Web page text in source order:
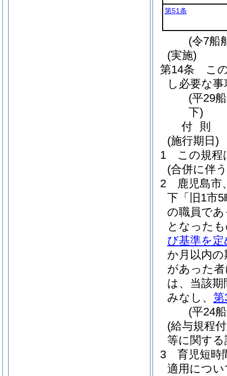
第51条
(令7船
(実施)
第14条
こ
し必要な
(平29
下)
付 則
(施行期日)
1
この規程
(合併に伴
2
鹿児島市
下「旧1市
の職員で
となった
び基準を
か月以内
があった
は、当該
みなし、 第
(平24
(給与規程
等に関す
3
育児短時
適用につ